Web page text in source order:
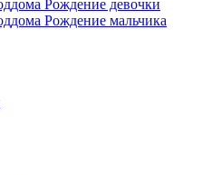
Рождение девочки
Рождение мальчика